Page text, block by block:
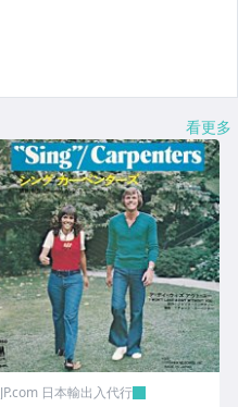
看更多
JP.com 日本輸出入代行